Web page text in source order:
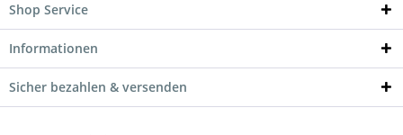
Shop Service
Informationen
Sicher bezahlen & versenden